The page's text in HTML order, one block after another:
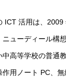
ICT 活用は、2009
ューディール構
高等学校の普通
用ノート PC、